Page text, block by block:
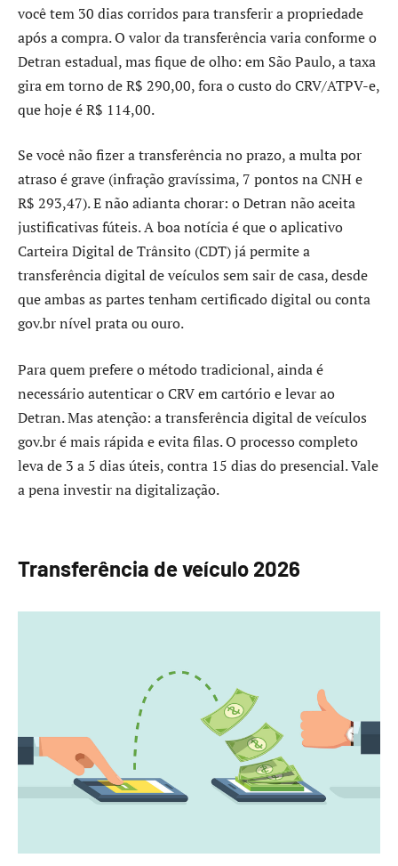
você tem 30 dias corridos para transferir a propriedade
após a compra. O valor da transferência varia conforme o
Detran estadual, mas fique de olho: em São Paulo, a taxa
gira em torno de R$ 290,00, fora o custo do CRV/ATPV-e,
que hoje é R$ 114,00.
Se você não fizer a transferência no prazo, a multa por
atraso é grave (infração gravíssima, 7 pontos na CNH e
R$ 293,47). E não adianta chorar: o Detran não aceita
justificativas fúteis. A boa notícia é que o aplicativo
Carteira Digital de Trânsito (CDT) já permite a
transferência digital de veículos sem sair de casa, desde
que ambas as partes tenham certificado digital ou conta
gov.br nível prata ou ouro.
Para quem prefere o método tradicional, ainda é
necessário autenticar o CRV em cartório e levar ao
Detran. Mas atenção: a transferência digital de veículos
gov.br é mais rápida e evita filas. O processo completo
leva de 3 a 5 dias úteis, contra 15 dias do presencial. Vale
a pena investir na digitalização.
Transferência de veículo 2026